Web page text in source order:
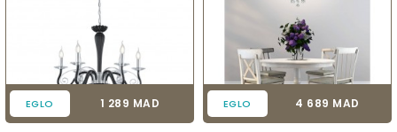
EGLO Prix
1 289 MAD EGLO Prix
4 689 MAD